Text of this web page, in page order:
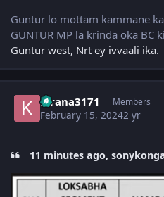
Guntur lo mottam kammane
GUNTUR MP la krinda oka BC
Guntur west, Nrt ey ivvaali ika.
kirana3171 Members
February 15, 20242 yr
11 minutes ago,